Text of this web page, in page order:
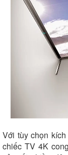
Với tùy chọn
chiếc TV 4K